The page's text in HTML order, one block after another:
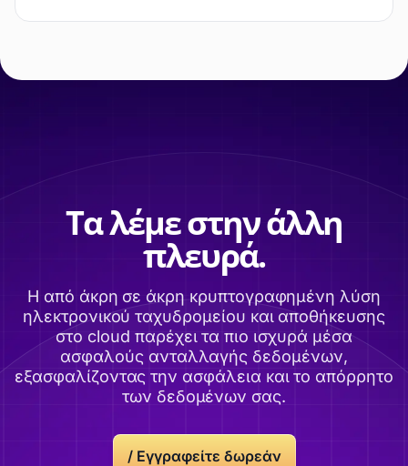
Τα λέμε στην άλλη
πλευρά.
Η από άκρη σε άκρη κρυπτογραφημένη λύση
ηλεκτρονικού ταχυδρομείου και αποθήκευσης
στο cloud παρέχει τα πιο ισχυρά μέσα
ασφαλούς ανταλλαγής δεδομένων,
εξασφαλίζοντας την ασφάλεια και το απόρρητο
των δεδομένων σας.
/ Εγγραφείτε δωρεάν